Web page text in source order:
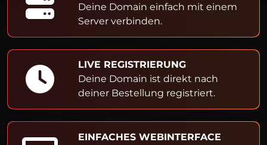
Deine Domain einfach mit einem
Server verbinden.
LIVE REGISTRIERUNG
Deine Domain ist direkt nach
deiner Bestellung registriert.
EINFACHES WEBINTERFACE